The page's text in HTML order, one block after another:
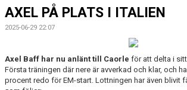
TRÄNINGSKALENDER
HISTORIK
AXEL PÅ PLATS I ITALIEN
2025-06-29 22:07
Axel Baff har nu anlänt till Caorle för att delta i
Första träningen där nere är avverkad och klar, och
procent redo för EM-start. Lottningen har även blivit